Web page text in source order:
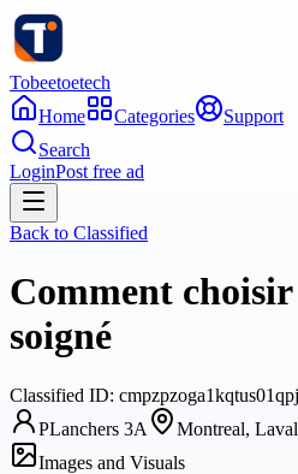
Tobeetoetech
Home
Categories
Support
Search
LoginPost free ad
Back to Classified
Comment
soigné
Classified ID:
PLanchers 3A
Montreal,
Images and Visuals